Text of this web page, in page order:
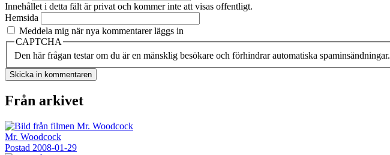
Innehållet i detta fält är privat och kommer inte att visas offentligt.
Hemsida
Meddela mig när nya kommentarer läggs in
CAPTCHA
Den här frågan testar om du är en mänsklig besökare och förhindrar automatiska spaminsändningar.
Från arkivet
Mr. Woodcock
Postad 2008-01-29